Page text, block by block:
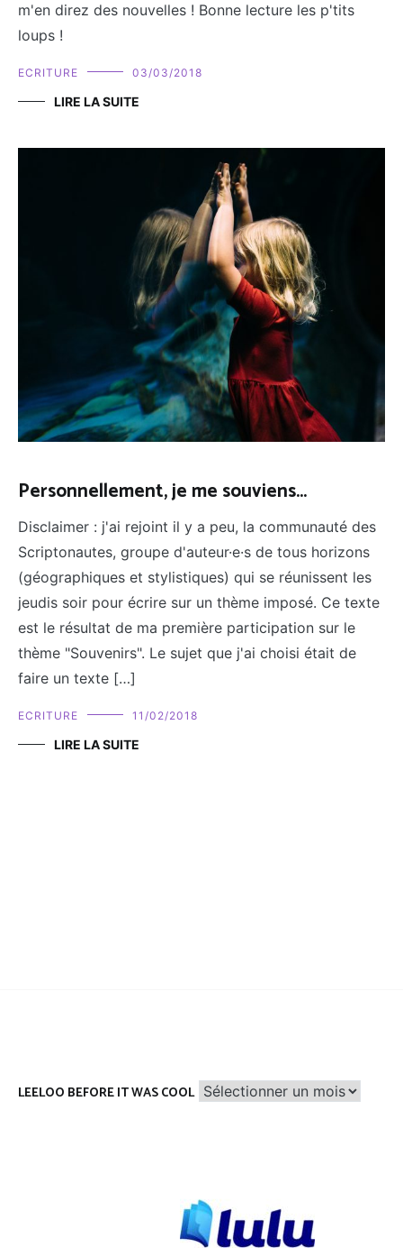
m'en direz des nouvelles ! Bonne lecture les p'tits
loups !
ECRITURE 03/03/2018
LIRE LA SUITE
Personnellement, je me souviens...
Disclaimer : j'ai rejoint il y a peu, la communauté des
Scriptonautes, groupe d'auteur·e·s de tous horizons
(géographiques et stylistiques) qui se réunissent les
jeudis soir pour écrire sur un thème imposé. Ce texte
est le résultat de ma première participation sur le
thème "Souvenirs". Le sujet que j'ai choisi était de
faire un texte […]
ECRITURE 11/02/2018
LIRE LA SUITE
LEELOO BEFORE IT WAS COOL Leeloo
before